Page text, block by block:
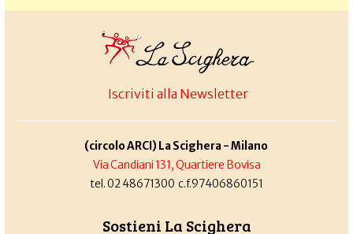
Iscriviti alla Newsletter
(circolo ARCI) La Scighera - Milano
Via Candiani 131, Quartiere Bovisa
tel. 02 48671300 c.f.97406860151
Sostieni La Scighera